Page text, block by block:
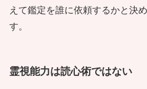
のようで猫でないもの」と
で信じたらいいの？
えて鑑定を誰に依頼するかと決
す。
霊視能力は読心術ではない